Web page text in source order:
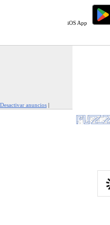
iOS App
Desactivar anuncios |